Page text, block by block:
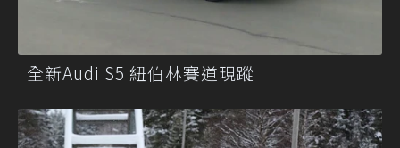
全新Audi S5 紐伯林賽道現蹤